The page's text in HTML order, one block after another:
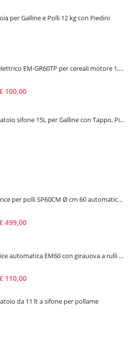
per Galline e Polli 12 kg con Piedini
Mulino elettrico EM-GR60TP per cereali motore 1,6 hp 1300 W – seconda scelta
100,00
Abbeveratoio sifone 15L per Galline con Tappo, Piedini e Manico
Spiumatrice per polli SP60CM Ø cm 60 automatica rotante
499,00
incubatrice automatica EM60 con girauova a rulli per 60 uova
110,00
da 11 lt a sifone per pollame